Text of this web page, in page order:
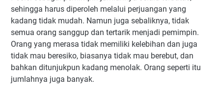
sehingga harus diperoleh melalui perjuangan yang
kadang tidak mudah. Namun juga sebaliknya, tidak
semua orang sanggup dan tertarik menjadi pemimpin.
Orang yang merasa tidak memiliki kelebihan dan juga
tidak mau beresiko, biasanya tidak mau berebut, dan
bahkan ditunjukpun kadang menolak. Orang seperti itu
jumlahnya juga banyak.